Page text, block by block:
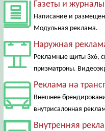
Газеты и журналы
Написание и
Модульная реклама.
Наружная
Рекламные щиты 3х6,
призматроны.
Реклама на
Внешнее
внутрисалонная
Внутренняя